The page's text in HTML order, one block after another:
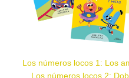
Los números locos 1: Los
Los números locos 2: